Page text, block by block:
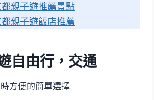
都親子遊推薦景點
親子遊飯店推薦
自由行，交通
方便的簡單選擇